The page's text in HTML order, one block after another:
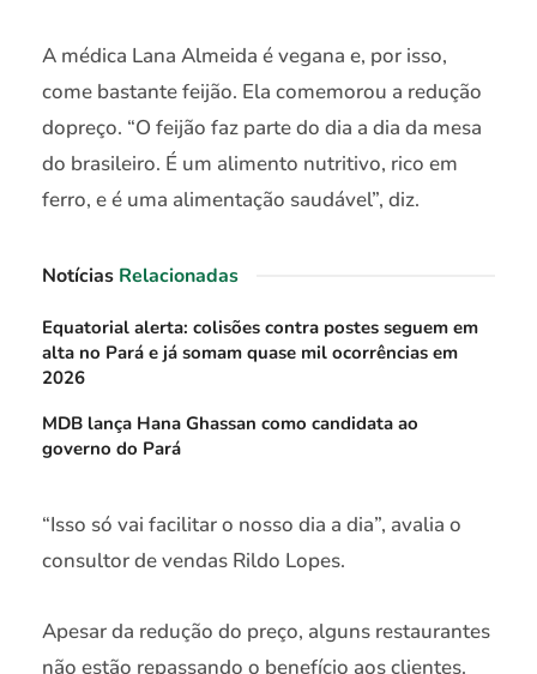
A médica Lana Almeida é vegana e, por isso,
come bastante feijão. Ela comemorou a redução
dopreço. “O feijão faz parte do dia a dia da mesa
do brasileiro. É um alimento nutritivo, rico em
ferro, e é uma alimentação saudável”, diz.
Notícias Relacionadas
Equatorial alerta: colisões contra postes seguem em
alta no Pará e já somam quase mil ocorrências em
2026
MDB lança Hana Ghassan como candidata ao
governo do Pará
“Isso só vai facilitar o nosso dia a dia”, avalia o
consultor de vendas Rildo Lopes.
Apesar da redução do preço, alguns restaurantes
não estão repassando o benefício aos clientes.